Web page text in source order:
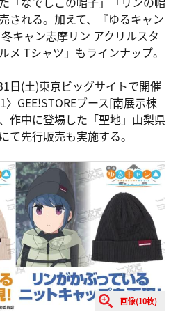
される。加えて、『ゆるキャン
キャン志摩リン アクリルスタ
メ Tシャツ」もラインナップ。
日(土)東京ビッグサイトで開催
GEE!STOREブース[南展示棟
作中に登場した「聖地」山梨県
て先行販売も実施する。
画像(10枚)